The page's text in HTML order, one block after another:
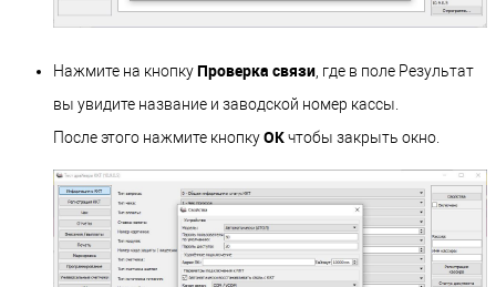
Нажмите на кнопкуПроверка связи, где в поле Результат
вы увидите название и заводской номер кассы.
После этого нажмите кнопкуОКчтобы закрыть окно.